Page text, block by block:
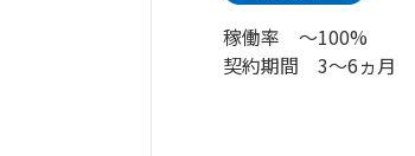
稼働率 ～100%
契約期間 3～6ヵ月